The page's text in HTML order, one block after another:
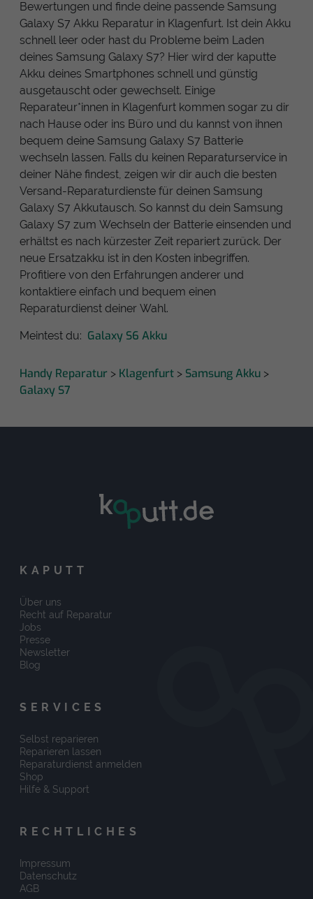
Bewertungen und finde deine passende Samsung
Galaxy S7 Akku Reparatur in Klagenfurt. Ist dein Akku
schnell leer oder hast du Probleme beim Laden
deines Samsung Galaxy S7? Hier wird der kaputte
Akku deines Smartphones schnell und günstig
ausgetauscht oder gewechselt. Einige
Reparateur*innen in Klagenfurt kommen sogar zu dir
nach Hause oder ins Büro und du kannst von ihnen
bequem deine Samsung Galaxy S7 Batterie
wechseln lassen. Falls du keinen Reparaturservice in
deiner Nähe findest, zeigen wir dir auch die besten
Versand-Reparaturdienste für deinen Samsung
Galaxy S7 Akkutausch. So kannst du dein Samsung
Galaxy S7 zum Wechseln der Batterie einsenden und
erhältst es nach kürzester Zeit repariert zurück. Der
neue Ersatzakku ist in den Kosten inbegriffen.
Profitiere von den Erfahrungen anderer und
kontaktiere einfach und bequem einen
Reparaturdienst deiner Wahl.
Meintest du: Galaxy S6 Akku
Handy Reparatur > Klagenfurt > Samsung Akku >
Galaxy S7
KAPUTT
Über uns
Recht auf Reparatur
Jobs
Presse
Newsletter
Blog
SERVICES
Selbst reparieren
Reparieren lassen
Reparaturdienst anmelden
Shop
Hilfe & Support
RECHTLICHES
Impressum
Datenschutz
AGB